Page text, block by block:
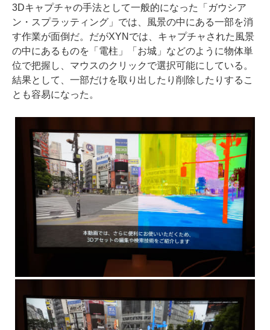
3Dキャプチャの手法として一般的になった「ガウシア
ン・スプラッティング」では、風景の中にある一部を消
す作業が面倒だ。だがXYNでは、キャプチャされた風景
の中にあるものを「電柱」「お城」などのように物体単
位で把握し、マウスのクリックで選択可能にしている。
結果として、一部だけを取り出したり削除したりするこ
とも容易になった。